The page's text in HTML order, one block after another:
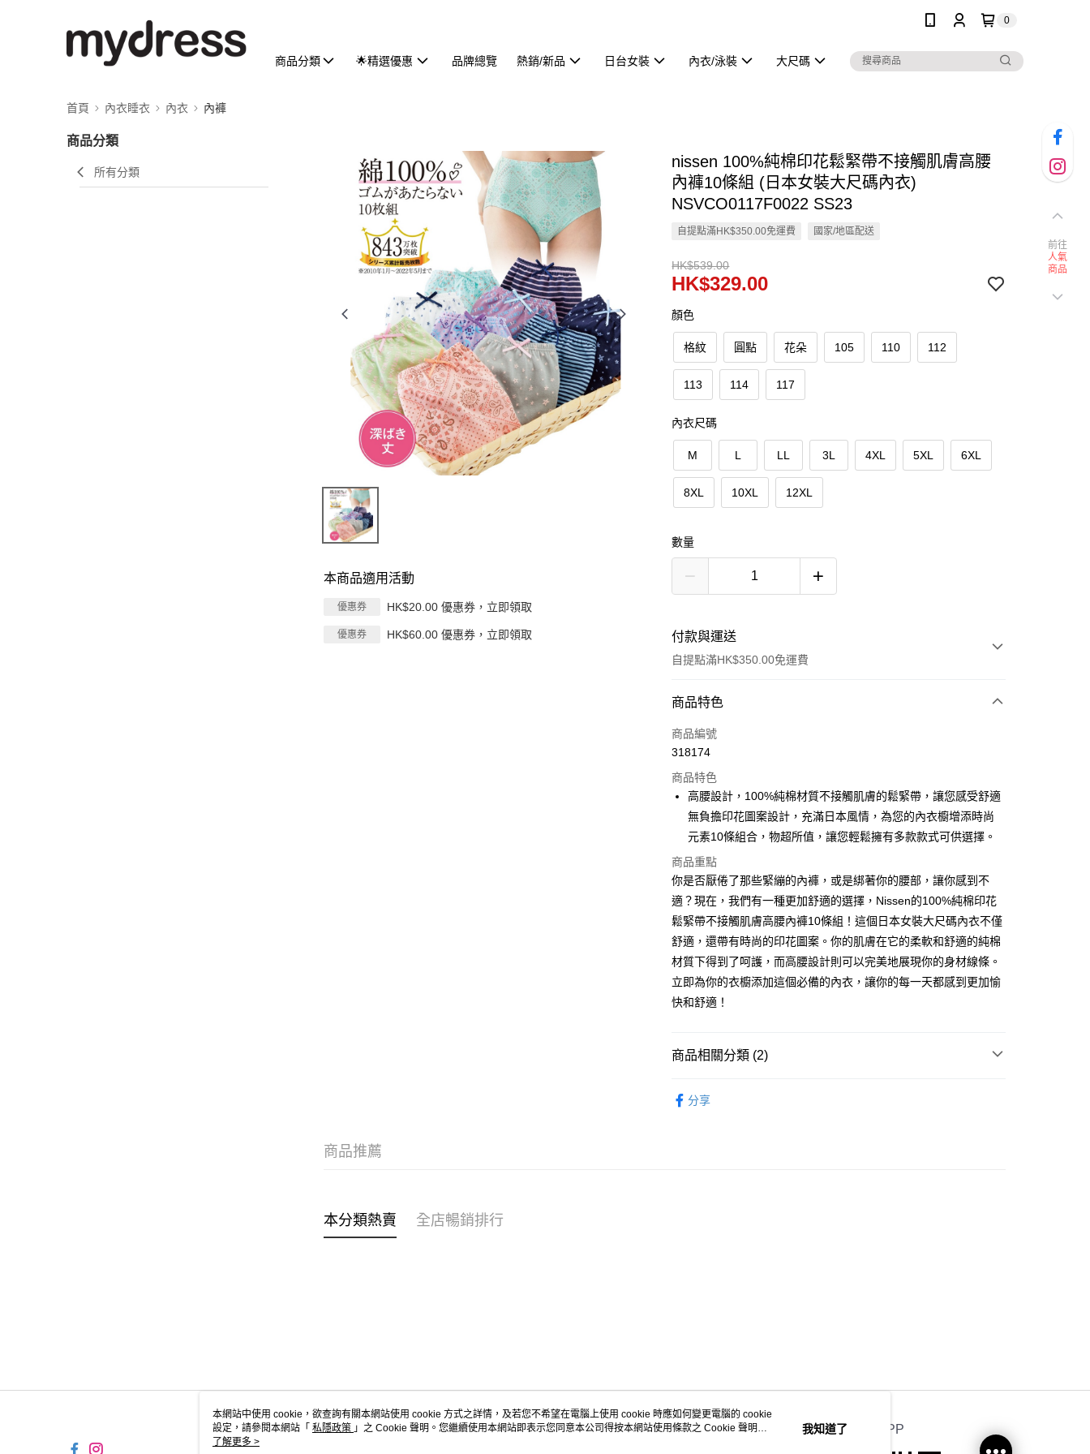
0
商品分類 🌟精選優惠 品牌總覽 熱銷/新品 日台女裝 內衣/泳裝 大尺碼
首頁 內衣睡衣 內衣 內褲
商品分類
所有分類
本商品適用活動
優惠券 HK$20.00 優惠券，立即領取
優惠券 HK$60.00 優惠券，立即領取
nissen 100%純棉印花鬆緊帶不接觸肌膚高腰
內褲10條組 (日本女裝大尺碼內衣)
NSVCO0117F0022 SS23
自提點滿HK$350.00免運費 國家/地區配送
HK$539.00
HK$329.00
顏色
格紋 圓點 花朵 105 110 112
113 114 117
內衣尺碼
M L LL 3L 4XL 5XL 6XL
8XL 10XL 12XL
數量
付款與運送
自提點滿HK$350.00免運費
付款方式
信用卡
AlipayHK
PayMe
送貨方式
付款後順豐自助櫃
每筆HK$40.00，滿HK$350.00或以上免運費
付款後順豐站及營業點
每筆HK$40.00，滿HK$350.00或以上免運費
每筆HK$40.00，滿HK$350.00或以上免運費
每筆HK$40.00，滿HK$350.00或以上免運費
商品特色
商品編號
318174
商品特色
高腰設計，100%純棉材質不接觸肌膚的鬆緊帶，讓您感受舒適
無負擔印花圖案設計，充滿日本風情，為您的內衣櫥增添時尚
元素10條組合，物超所值，讓您輕鬆擁有多款款式可供選擇。
商品重點
你是否厭倦了那些緊繃的內褲，或是綁著你的腰部，讓你感到不
適？現在，我們有一種更加舒適的選擇，Nissen的100%純棉印花
鬆緊帶不接觸肌膚高腰內褲10條組！這個日本女裝大尺碼內衣不僅
舒適，還帶有時尚的印花圖案。你的肌膚在它的柔軟和舒適的純棉
材質下得到了呵護，而高腰設計則可以完美地展現你的身材線條。
立即為你的衣櫥添加這個必備的內衣，讓你的每一天都感到更加愉
快和舒適！
商品相關分類 (2)
分享
商品推薦
本分類熱賣 全店暢銷排行
關於我們 客戶服務 官方APP
前往
人氣
商品
本網站中使用 cookie，欲查詢有關本網站使用 cookie 方式之詳情，及若您不希望在電腦上使用 cookie 時應如何變更電腦的 cookie
設定，請參閱本網站「 私隱政策 」之 Cookie 聲明。您繼續使用本網站即表示您同意本公司得按本網站使用條款之 Cookie 聲明使
用 cookie。
了解更多 >
我知道了